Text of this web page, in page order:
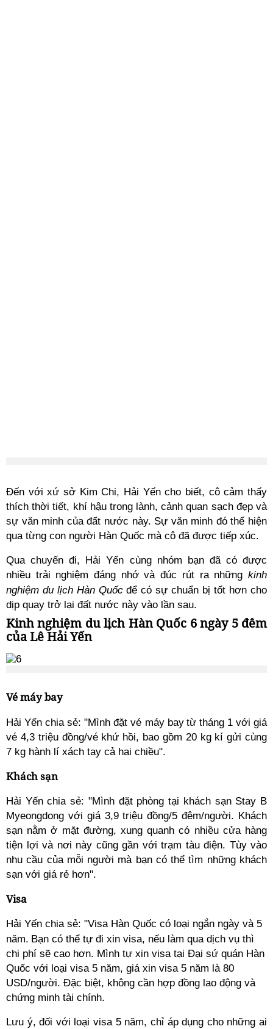
Đến với xứ sở Kim Chi, Hải Yến cho biết, cô cảm thấy
thích thời tiết, khí hậu trong lành, cảnh quan sạch đẹp và
sự văn minh của đất nước này. Sự văn minh đó thể hiện
qua từng con người Hàn Quốc mà cô đã được tiếp xúc.
Qua chuyến đi, Hải Yến cùng nhóm bạn đã có được
nhiều trải nghiệm đáng nhớ và đúc rút ra những kinh
nghiệm du lịch Hàn Quốc để có sự chuẩn bị tốt hơn cho
dịp quay trở lại đất nước này vào lần sau.
Kinh nghiệm du lịch Hàn Quốc 6 ngày 5 đêm
của Lê Hải Yến
Vé máy bay
Hải Yến chia sẻ: "Mình đặt vé máy bay từ tháng 1 với giá
vé 4,3 triệu đồng/vé khứ hồi, bao gồm 20 kg kí gửi cùng
7 kg hành lí xách tay cả hai chiều".
Khách sạn
Hải Yến chia sẻ: "Mình đặt phòng tại khách sạn Stay B
Myeongdong với giá 3,9 triệu đồng/5 đêm/người. Khách
sạn nằm ở mặt đường, xung quanh có nhiều cửa hàng
tiện lợi và nơi này cũng gần với trạm tàu điện. Tùy vào
nhu cầu của mỗi người mà bạn có thể tìm những khách
sạn với giá rẻ hơn".
Visa
Hải Yến chia sẻ: "Visa Hàn Quốc có loại ngắn ngày và 5
năm. Bạn có thể tự đi xin visa, nếu làm qua dịch vụ thì
chi phí sẽ cao hơn. Mình tự xin visa tại Đại sứ quán Hàn
Quốc với loại visa 5 năm, giá xin visa 5 năm là 80
USD/người. Đặc biệt, không cần hợp đồng lao động và
chứng minh tài chính.
Lưu ý, đối với loại visa 5 năm, chỉ áp dụng cho những ai